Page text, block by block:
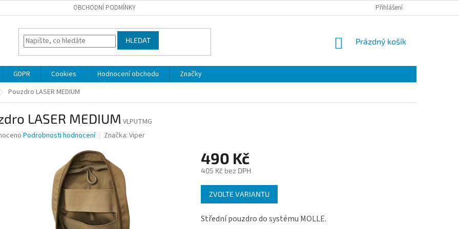
OBCHODNÍ PODMÍNKY Přihlášení
HLEDAT
NÁKUPNÍ
Prázdný košík
GDPR Cookies Hodnocení obchodu
Značky
Pouzdro LASER MEDIUM
LASER MEDIUM VLPUTMG
Podrobnosti hodnocení Značka: Viper
490 Kč
405 Kč bez DPH
Měrná
cena:
ZVOLTE VARIANTU
Střední pouzdro do systému MOLLE.